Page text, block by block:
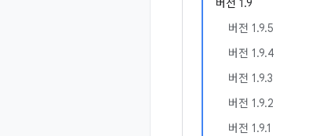
버전 1.9
버전 1.9.5
버전 1.9.4
버전 1.9.3
버전 1.9.2
버전 1.9.1